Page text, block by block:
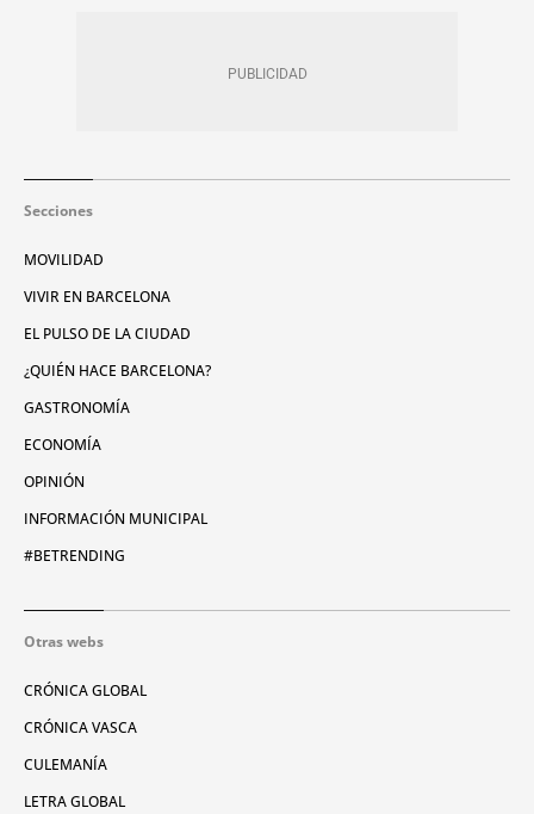
Secciones
MOVILIDAD
VIVIR EN BARCELONA
EL PULSO DE LA CIUDAD
¿QUIÉN HACE BARCELONA?
GASTRONOMÍA
ECONOMÍA
OPINIÓN
INFORMACIÓN MUNICIPAL
#BETRENDING
Otras webs
CRÓNICA GLOBAL
CRÓNICA VASCA
CULEMANÍA
LETRA GLOBAL